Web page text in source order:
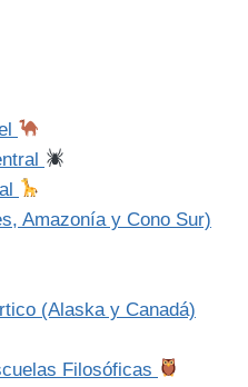
Amazonía y Cono Sur)
(Alaska y Canadá)
Filosóficas